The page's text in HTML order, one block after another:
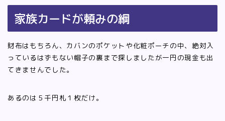
家族カードが頼みの綱
財布はもちろん、カバンのポケットや化粧ポーチの中、絶対入
っているはずもない帽子の裏まで探しましたが一円の現金も出
てきませんでした。
あるのは５千円札１枚だけ。